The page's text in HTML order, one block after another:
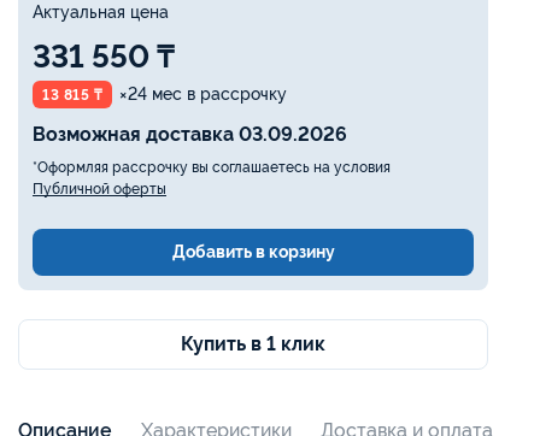
Актуальная цена
331 550 ₸
13 815 ₸ ×24 мес в рассрочку
Возможная доставка 03.09.2026
*Оформляя рассрочку вы соглашаетесь на условия
Публичной оферты
Добавить в корзину
Купить в 1 клик
Описание Характеристики Доставка и оплата